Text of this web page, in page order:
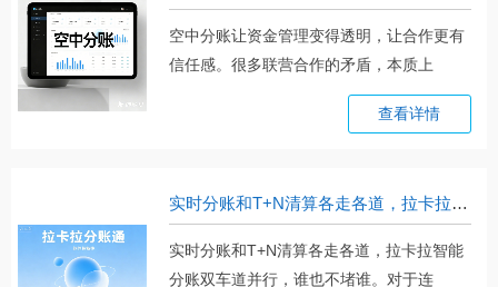
空中分账让资金管理变得透明，让合作更有
信任感。很多联营合作的矛盾，本质上
查看详情
实时分账和T+N清算各走各道，拉卡拉智能分账双车道并行，谁也不堵谁
实时分账和T+N清算各走各道，拉卡拉智能
分账双车道并行，谁也不堵谁。对于连